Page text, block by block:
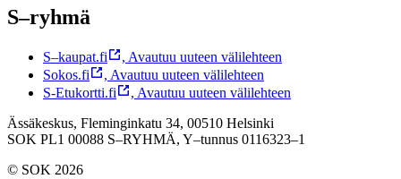
S–ryhmä
S–kaupat.fi , Avautuu uuteen välilehteen
Sokos.fi
, Avautuu uuteen välilehteen
S-Etukortti.fi
, Avautuu uuteen välilehteen
Ässäkeskus, Fleminginkatu 34, 00510 Helsinki
SOK PL1 00088 S–RYHMÄ, Y–tunnus 0116323–1
© SOK 2026